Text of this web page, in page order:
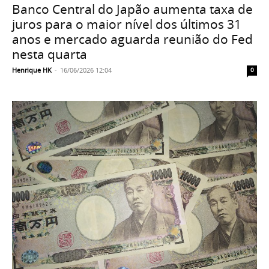
Banco Central do Japão aumenta taxa de
juros para o maior nível dos últimos 31
anos e mercado aguarda reunião do Fed
nesta quarta
Henrique HK - 16/06/2026 12:04 0